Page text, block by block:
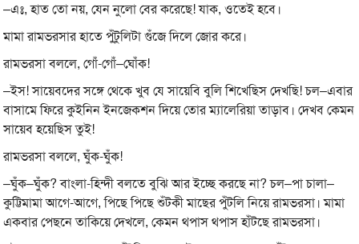
–এঃ, হাত তো নয়, যেন নুলো বের করেছে! যাক, ওতেই হবে।
মামা রামভরসার হাতে পুঁটুলিটা গুঁজে দিলে জোর করে।
রামভরসা বললে, গোঁ-গোঁ–ঘোঁক!
–ইস! সায়েবদের সঙ্গে থেকে খুব যে সায়েবি বুলি শিখেছিস দেখছি! চল–এবার
বাসামে ফিরে কুইনিন ইনজেকশন দিয়ে তোর ম্যালেরিয়া তাড়াব। দেখব কেমন
সায়েব হয়েছিস তুই!
রামভরসা বললে, ঘুঁক-ঘুঁক!
–ঘুঁক–ঘুঁক? বাংলা-হিন্দী বলতে বুঝি আর ইচ্ছে করছে না? চল–পা চালা–
কুট্টিমামা আগে-আগে, পিছে পিছে শুঁটকী মাছের পুঁটলি নিয়ে রামভরসা। মামা
একবার পেছনে তাকিয়ে দেখলে, কেমন থপাস থপাস হাঁটছে রামভরসা।